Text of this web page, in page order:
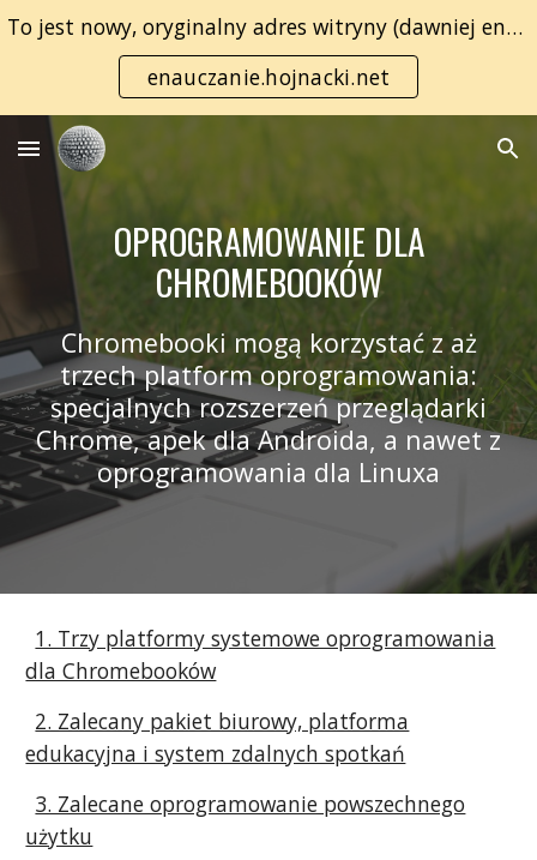
Skip to main content Skip to navigation
To jest nowy, oryginalny adres witryny (dawniej enauczanie.com):
enauczanie.hojnacki.net
OPROGRAMOWANIE DLA
CHROMEBOOKÓW
Chromebooki mogą korzystać z aż
trzech platform oprogramowania:
specjalnych rozszerzeń przeglądarki
Chrome, apek dla Androida, a nawet z
oprogramowania dla Linuxa
1. Trzy platformy systemowe oprogramowania
dla Chromebooków
2. Zalecany pakiet biurowy, platforma
edukacyjna i system zdalnych spotkań
3. Zalecane oprogramowanie powszechnego
użytku